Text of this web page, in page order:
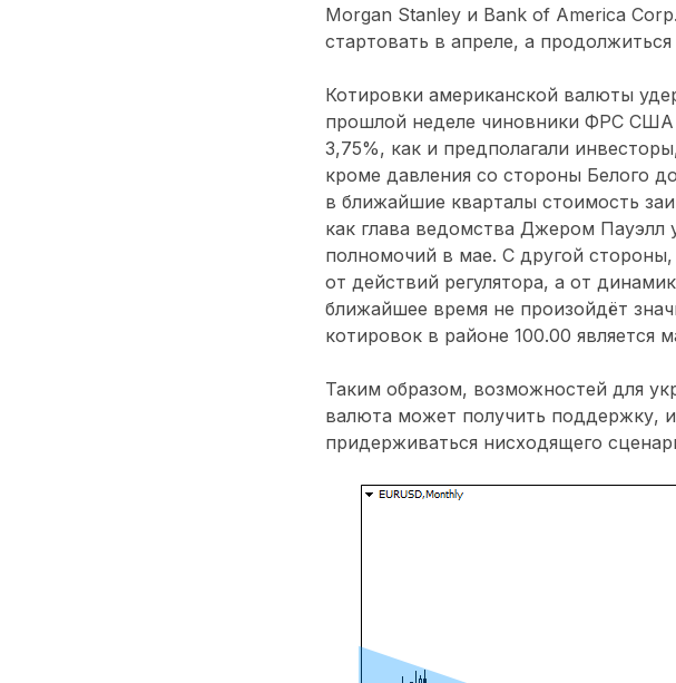
Morgan Stanley и Bank of America
стартовать в апреле, а
Котировки американской валюты
прошлой неделе чиновники ФРС США
3,75%, как и предполагали
кроме давления со стороны Белого
в ближайшие кварталы стоимость
как глава ведомства Джером Пауэлл
полномочий в мае. С другой
от действий регулятора, а от
ближайшее время не произойдёт
котировок в районе 100.00 является
Таким образом, возможностей для
валюта может получить поддержку,
придерживаться нисходящего